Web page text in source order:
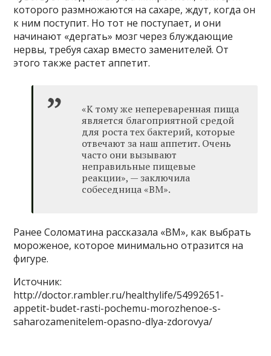
которого размножаются на сахаре, ждут, когда он
к ним поступит. Но тот не поступает, и они
начинают «дергать» мозг через блуждающие
нервы, требуя сахар вместо заменителей. От
этого также растет аппетит.
«К тому же непереваренная пища
является благоприятной средой
для роста тех бактерий, которые
отвечают за наш аппетит. Очень
часто они вызывают
неправильные пищевые
реакции», — заключила
собеседница «ВМ».
Ранее Соломатина рассказала «ВМ», как выбрать
мороженое, которое минимально отразится на
фигуре.
Источник:
http://doctor.rambler.ru/healthylife/54992651-
appetit-budet-rasti-pochemu-morozhenoe-s-
saharozamenitelem-opasno-dlya-zdorovya/